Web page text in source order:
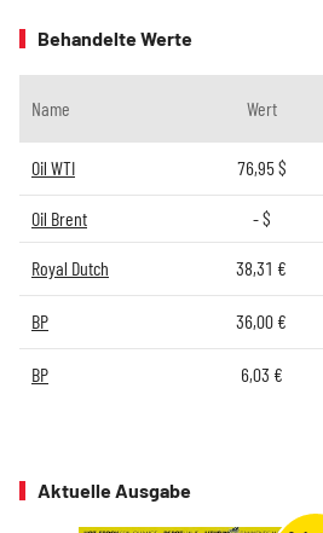
Behandelte Werte
Name Wert
Oil WTI 76,95$
Oil Brent -$
Royal Dutch 38,31 €
BP 36,00 €
BP 6,03 €
Aktuelle Ausgabe